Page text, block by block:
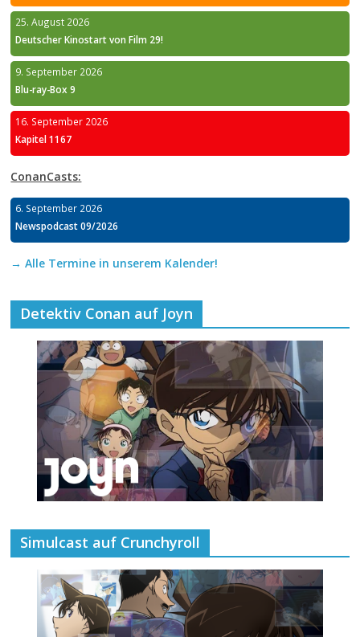
25. August 2026
Deutscher Kinostart von Film 29!
9. September 2026
Blu-ray-Box 9
16. September 2026
Kapitel 1167
ConanCasts:
6. September 2026
Newspodcast 09/2026
→ Alle Termine in unserem Kalender!
Detektiv Conan auf Joyn
Simulcast auf Crunchyroll